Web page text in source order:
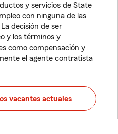
y servicios de State
con ninguna de las
decisión de ser
y los términos y
como compensación y
el agente contratista
vacantes actuales